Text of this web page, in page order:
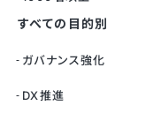
すべての目的別
ガバナンス強化
DX推進